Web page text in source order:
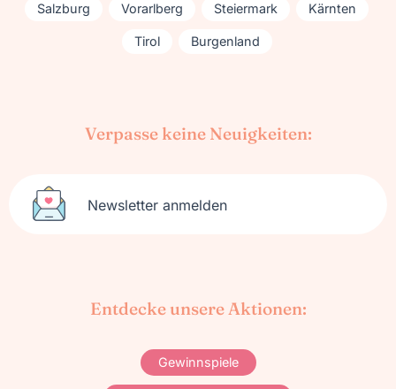
Salzburg Vorarlberg Steiermark Kärnten
Tirol Burgenland
Verpasse keine Neuigkeiten:
Newsletter anmelden
Entdecke unsere Aktionen:
Gewinnspiele